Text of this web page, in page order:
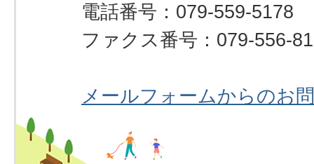
電話番号：079-559-5178
ファクス番号：079-556-
メールフォームからのお